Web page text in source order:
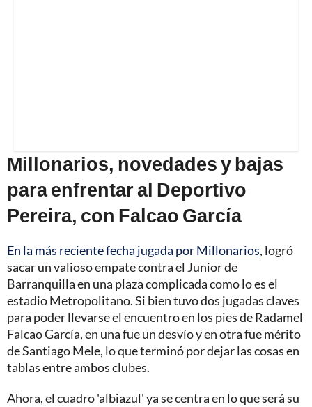
Millonarios, novedades y bajas
para enfrentar al Deportivo
Pereira, con Falcao García
En la más reciente fecha jugada por Millonarios, logró
sacar un valioso empate contra el Junior de
Barranquilla en una plaza complicada como lo es el
estadio Metropolitano. Si bien tuvo dos jugadas claves
para poder llevarse el encuentro en los pies de Radamel
Falcao García, en una fue un desvío y en otra fue mérito
de Santiago Mele, lo que terminó por dejar las cosas en
tablas entre ambos clubes.
Ahora, el cuadro 'albiazul' ya se centra en lo que será su